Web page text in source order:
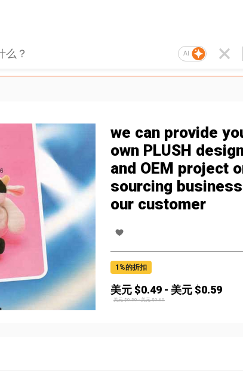
AI
we can provide
own PLUSH
and OEM project
sourcing
our customer
1 %的折扣
美元 $0.49 - 美元 $0.59
美元 $0.50-美元 $0.60